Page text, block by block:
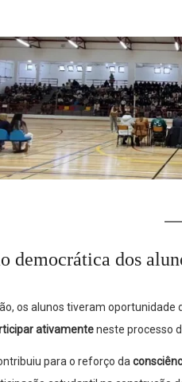
democrática dos
os alunos tiveram oportunidade
ativamenteneste processo
para o reforço da